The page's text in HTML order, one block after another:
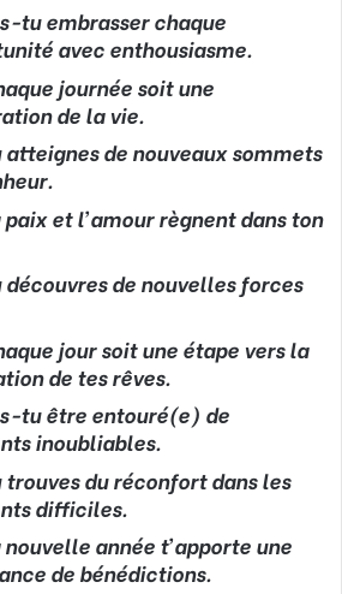
tu embrasser chaque
avec enthousiasme.
journée soit une
de la vie.
atteignes de nouveaux sommets
paix et l’amour règnent dans ton
découvres de nouvelles forces
jour soit une étape vers la
de tes rêves.
tu être entouré(e) de
inoubliables.
trouves du réconfort dans les
difficiles.
nouvelle année t’apporte une
de bénédictions.